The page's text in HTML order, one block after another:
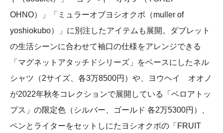
OHNO）」「ミュラーオブヨシオクボ（muller of
yoshiokubo）」に別注したアイテムも展開。ダブレット
の生活シーンに合わせて袖口の仕様をアレンジできる
「マグネットアタッチドシリーズ」をベースにしたネル
シャツ（2サイズ、各3万8500円）や、ヨウヘイ オオノ
が2022年秋冬コレクションで展開している「ベロアトッ
プス」の限定色（シルバー、ゴールド 各2万5300円）、
ペンとライターをセットしにたヨシオクボの「FRUIT